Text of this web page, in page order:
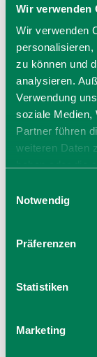
Wir verwenden
Wir verwenden
zu können und
analysieren.
Verwendung
soziale Medien,
Partner führen
weiteren Daten
Cookies, wenn
Notwendig
Präferenzen
Statistiken
Marketing
KulturVision e.V.
Jahnstr. 11
83607
Tel.: +49 8024